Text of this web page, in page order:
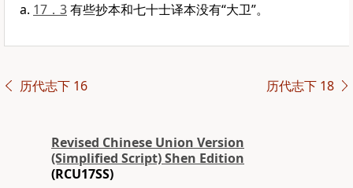
17．3有些抄本和七十士译本没有“大卫”。
历代志下 16 历代志下 18
Revised Chinese Union Version
(Simplified Script) Shen Edition
(RCU17SS)